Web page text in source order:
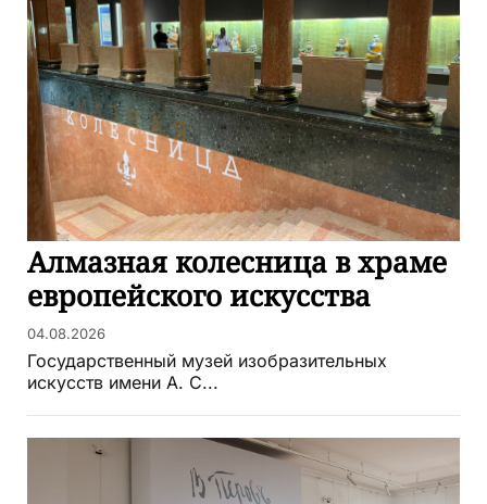
Алмазная колесница в храме
европейского искусства
04.08.2026
Государственный музей изобразительных
искусств имени А. С...